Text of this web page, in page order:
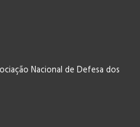
Nacional de Defesa dos